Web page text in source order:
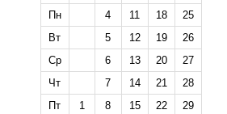
Пн
4 11 18
25
Вт
5 12 19
26
Ср
6 13 20
27
Чт
7 14 21
28
Пт
1 8 15 22
29